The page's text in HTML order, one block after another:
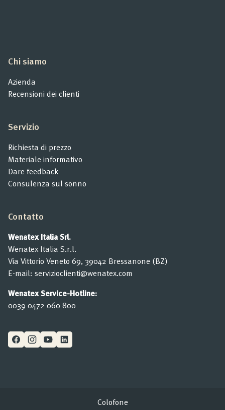
Chi siamo
Azienda
Recensioni dei clienti
Servizio
Richiesta di prezzo
Materiale informativo
Dare feedback
Consulenza sul sonno
Contatto
Wenatex Italia Srl.
Wenatex Italia S.r.l.
Via Vittorio Veneto 69, 39042 Bressanone (BZ)
E-mail: servizioclienti@wenatex.com
Wenatex Service-Hotline:
0039 0472 060 800
Colofone